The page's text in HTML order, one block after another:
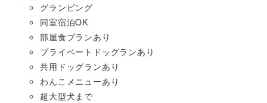
グランピング
同室宿泊OK
部屋食プランあり
プライベートドッグランあり
共用ドッグランあり
わんこメニューあり
超大型犬まで